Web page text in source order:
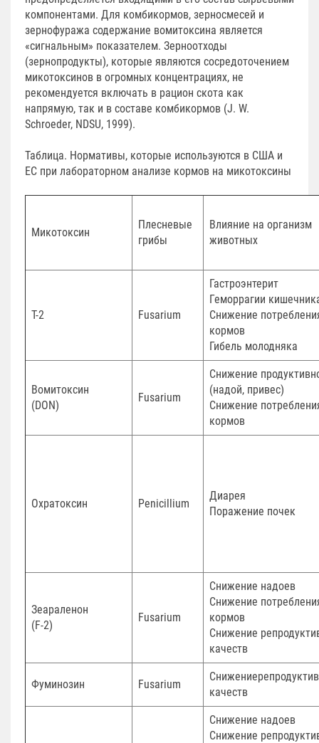
компонентами. Для комбикормов, зерносмесей и
зернофуража содержание вомитоксина является
«сигнальным» показателем. Зерноотходы
(зернопродукты), которые являются сосредоточением
микотоксинов в огромных концентрациях, не
рекомендуется включать в рацион скота как
напрямую, так и в составе комбикормов (J. W.
Schroeder, NDSU, 1999).
Таблица. Нормативы, которые используются в США и
ЕС при лабораторном анализе кормов на микотоксины
Микотоксин
Плесневые
грибы
Влияние на организм
животных
T-2 Fusarium
Гастроэнтерит
Геморрагии
Снижение
кормов
Гибель молодняка
Вомитоксин
(DON)
Fusarium
Снижение
(надой, привес)
Снижение
кормов
Охратоксин Penicillium
Диарея
Поражение почек
Зеараленон
(F-2)
Fusarium
Снижение надоев
Снижение
кормов
Снижение
качеств
Фуминозин Fusarium
качеств
Снижение надоев
Снижение